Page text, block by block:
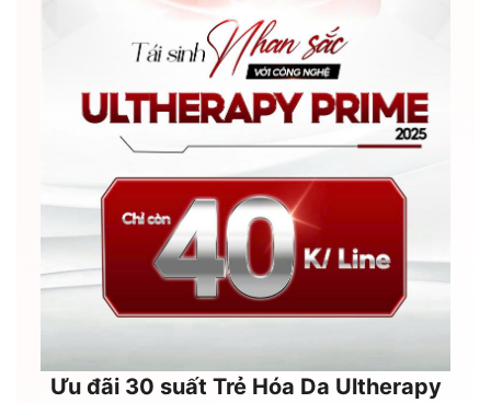
Ưu đãi 30 suất Trẻ Hóa Da Ultherapy